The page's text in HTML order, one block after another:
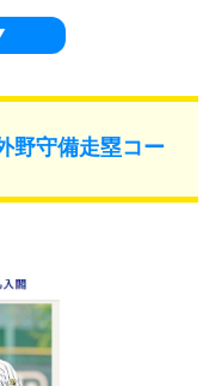
野守備走塁コー